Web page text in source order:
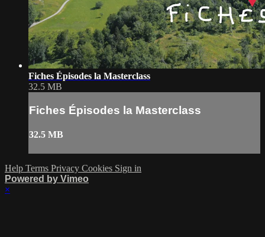
Fiches Épisodes la Masterclass
32.5 MB
Fiches Épisodes la Masterclass
32.5 MB
Help Terms Privacy Cookies Sign in
Powered by Vimeo
×